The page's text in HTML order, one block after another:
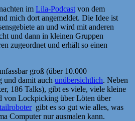
im Lila-Podcast von dem
mich dort angemeldet. Die Idee ist
an und wird mit anderen
und dann in kleinen Gruppen
zugeordnet und erhält so einen
groß (über 10.000
und damit auch unübersichtlich. Neben
186 Talks), gibt es viele, viele kleine
von Lockpicking über Löten über
gibt es so gut wie alles, was
Computer nur ausmalen kann.